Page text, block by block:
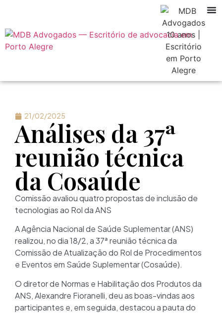
21/02/2025
Análises da 37ª
reunião técnica
da Cosaúde
Comissão avaliou quatro propostas de inclusão de
tecnologias ao Rol da ANS
A Agência Nacional de Saúde Suplementar (ANS)
realizou, no dia 18/2, a 37ª reunião técnica da
Comissão de Atualização do Rol de Procedimentos
e Eventos em Saúde Suplementar (Cosaúde).
O diretor de Normas e Habilitação dos Produtos da
ANS, Alexandre Fioranelli, deu as boas-vindas aos
participantes e, em seguida, destacou a pauta do